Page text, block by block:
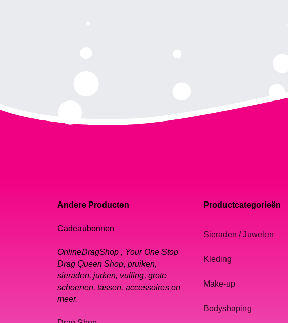
Andere Producten
Cadeaubonnen
OnlineDragShop , Your One Stop
Drag Queen Shop, pruiken,
sieraden, jurken, vulling, grote
schoenen, tassen, accessoires en
meer.
Productcategorieën
Sieraden / Juwelen
Kleding
Make-up
Bodyshaping